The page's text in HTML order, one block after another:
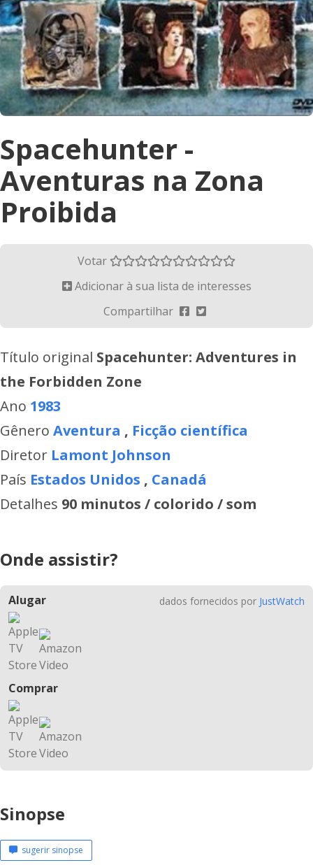
Spacehunter -
Aventuras na Zona
Proibida
Votar
Adicionar à sua lista de interesses
Compartilhar
Título original Spacehunter: Adventures in
the Forbidden Zone
Ano 1983
Gênero Aventura , Ficção científica
Diretor Lamont Johnson
País Estados Unidos , Canadá
Detalhes 90 minutos / colorido / som
Onde assistir?
Alugar
Comprar
dados fornecidos por JustWatch
Sinopse
sugerir sinopse